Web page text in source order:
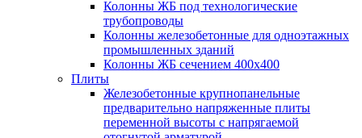
Колонны ЖБ под технологические
трубопроводы
Колонны железобетонные для одноэтажных
промышленных зданий
Колонны ЖБ сечением 400х400
Плиты
Железобетонные крупнопанельные
предварительно напряженные плиты
переменной высоты с напрягаемой